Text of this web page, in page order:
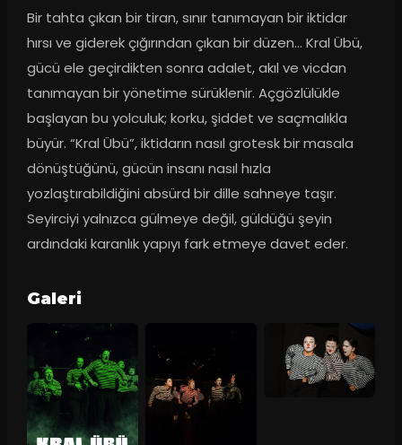
Bir tahta çıkan bir tiran, sınır tanımayan bir iktidar
hırsı ve giderek çığırından çıkan bir düzen... Kral Übü,
gücü ele geçirdikten sonra adalet, akıl ve vicdan
tanımayan bir yönetime sürüklenir. Açgözlülükle
başlayan bu yolculuk; korku, şiddet ve saçmalıkla
büyür. “Kral Übü”, iktidarın nasıl grotesk bir masala
dönüştüğünü, gücün insanı nasıl hızla
yozlaştırabildiğini absürd bir dille sahneye taşır.
Seyirciyi yalnızca gülmeye değil, güldüğü şeyin
ardındaki karanlık yapıyı fark etmeye davet eder.
Galeri